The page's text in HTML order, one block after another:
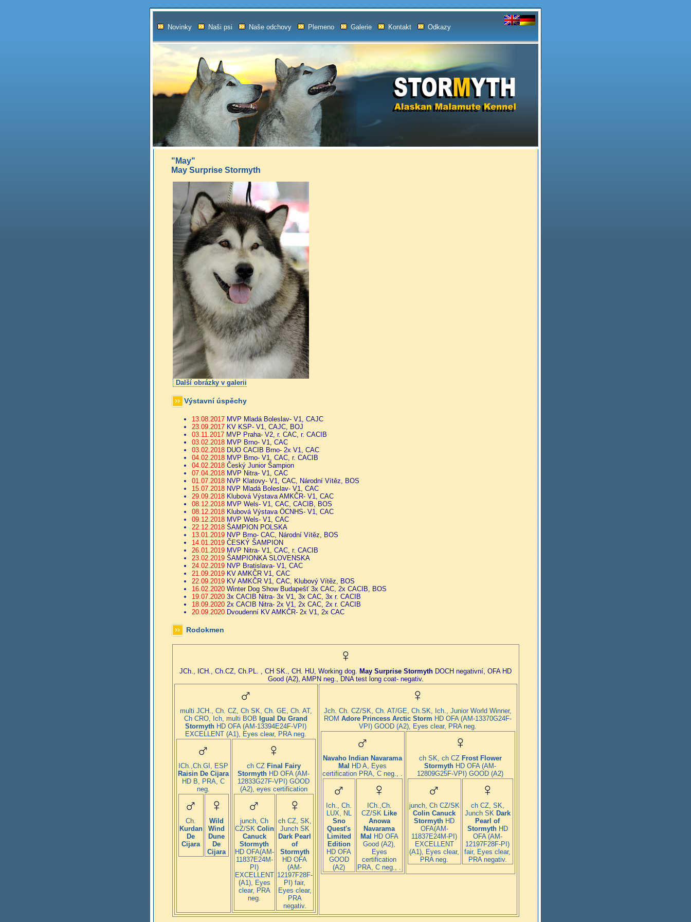
Novinky Naši psi Naše odchovy Plemeno Galerie Kontakt Odkazy
"May"
May Surprise Stormyth
Další obrázky v galerii
Výstavní úspěchy
13.08.2017MVP Mladá Boleslav- V1, CAJC
23.09.2017KV KSP- V1, CAJC, BOJ
03.11.2017MVP Praha- V2, r. CAC, r. CACIB
03.02.2018MVP Brno- V1, CAC
03.02.2018DUO CACIB Brno- 2x V1, CAC
04.02.2018MVP Brno- V1, CAC, r. CACIB
04.02.2018Český Junior Šampion
07.04.2018MVP Nitra- V1, CAC
01.07.2018NVP Klatovy- V1, CAC, Národní Vítěz, BOS
15.07.2018NVP Mladá Boleslav- V1, CAC
29.09.2018Klubová Výstava AMKČR- V1, CAC
08.12.2018MVP Wels- V1, CAC, CACIB, BOS
08.12.2018Klubová Výstava ÖCNHS- V1, CAC
09.12.2018MVP Wels- V1, CAC
22.12.2018ŠAMPION POLSKA
13.01.2019NVP Brno- CAC, Národní Vítěz, BOS
14.01.2019ČESKÝ ŠAMPION
26.01.2019MVP Nitra- V1, CAC, r. CACIB
23.02.2019ŠAMPIONKA SLOVENSKA
24.02.2019NVP Bratislava- V1, CAC
21.09.2019KV AMKČR V1, CAC
22.09.2019KV AMKČR V1, CAC, Klubový Vítěz, BOS
16.02.2020Winter Dog Show Budapešť 3x CAC, 2x CACIB, BOS
19.07.20203x CACIB Nitra- 3x V1, 3x CAC, 3x r. CACIB
18.09.20202x CACIB Nitra- 2x V1, 2x CAC, 2x r. CACIB
20.09.2020Dvoudenní KV AMKČR- 2x V1, 2x CAC
Rodokmen
JCh., ICH., Ch.CZ, Ch.PL. , CH SK., CH. HU, Working dog. May Surprise Stormyth DOCH negativní, OFA HD
Good (A2), AMPN neg., DNA test long coat- negativ.
multi JCH., Ch. CZ, Ch SK, Ch. GE, Ch. AT,
Ch CRO, Ich, multi BOB Igual Du Grand
Stormyth HD OFA (AM-13394E24F-VPI)
EXCELLENT (A1), Eyes clear, PRA neg.
ICh.,Ch.GI, ESP
Raisin De Cijara
HD B, PRA, C
neg.
Ch.
Kurdan
De
Cijara
Wild
Wind
Dune
De
Cijara
ch CZ Final Fairy
Stormyth HD OFA (AM-
12833G27F-VPI) GOOD
(A2), eyes certification
junch, Ch
CZ/SK Colin
Canuck
Stormyth
HD OFA(AM-
11837E24M-
PI)
EXCELLENT
(A1), Eyes
clear, PRA
neg.
ch CZ, SK,
Junch SK
Dark Pearl
of
Stormyth
HD OFA
(AM-
12197F28F-
PI) fair,
Eyes clear,
PRA
negativ.
Jch. Ch. CZ/SK, Ch. AT/GE, Ch.SK, Ich., Junior World Winner,
ROM Adore Princess Arctic Storm HD OFA (AM-13370G24F-
VPI) GOOD (A2), Eyes clear, PRA neg.
Navaho Indian Navarama
Mal HD A, Eyes
certification PRA, C neg., .
Ich., Ch.
LUX, NL
Sno
Quest's
Limited
Edition
HD OFA
GOOD
(A2)
ICh.,Ch.
CZ/SK Like
Anowa
Navarama
Mal HD OFA
Good (A2),
Eyes
certification
PRA, C neg., .
ch SK, ch CZ Frost Flower
Stormyth HD OFA (AM-
12809G25F-VPI) GOOD (A2)
junch, Ch CZ/SK
Colin Canuck
Stormyth HD
OFA(AM-
11837E24M-PI)
EXCELLENT
(A1), Eyes clear,
PRA neg.
ch CZ, SK,
Junch SK Dark
Pearl of
StormythHD
OFA (AM-
12197F28F-PI)
fair, Eyes clear,
PRA negativ.